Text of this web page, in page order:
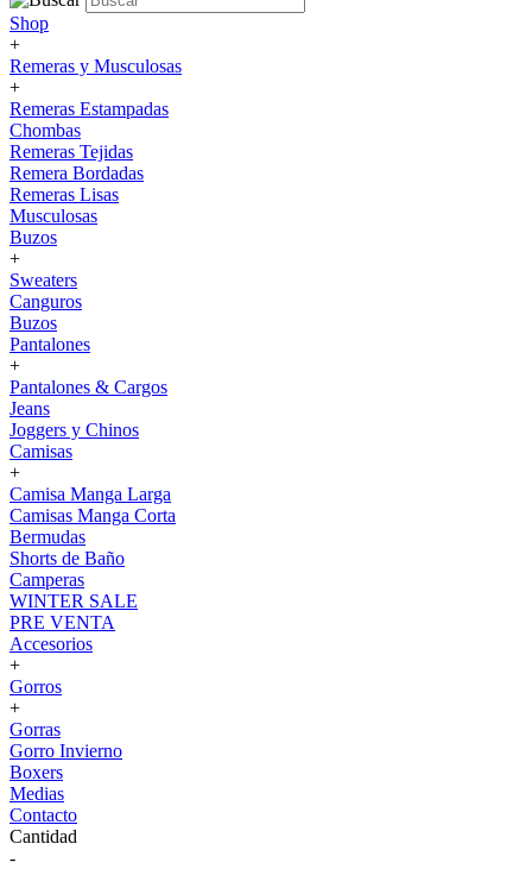
Shop
+
Remeras y Musculosas
+
Remeras Estampadas
Chombas
Remeras Tejidas
Remera Bordadas
Remeras Lisas
Musculosas
Buzos
+
Sweaters
Canguros
Buzos
Pantalones
+
Pantalones & Cargos
Jeans
Joggers y Chinos
Camisas
+
Camisa Manga Larga
Camisas Manga Corta
Bermudas
Shorts de Baño
Camperas
WINTER SALE
PRE VENTA
Accesorios
+
Gorros
+
Gorras
Gorro Invierno
Boxers
Medias
Contacto
Cantidad
-